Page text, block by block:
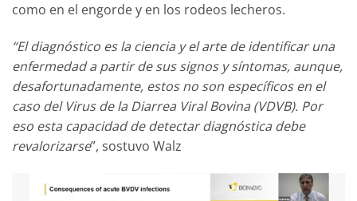
como en el engorde y en los rodeos lecheros.
“El diagnóstico es la ciencia y el arte de identificar una
enfermedad a partir de sus signos y síntomas, aunque,
desafortunadamente, estos no son específicos en el
caso del Virus de la Diarrea Viral Bovina (VDVB). Por
eso esta capacidad de detectar diagnóstica debe
revalorizarse”, sostuvo Walz